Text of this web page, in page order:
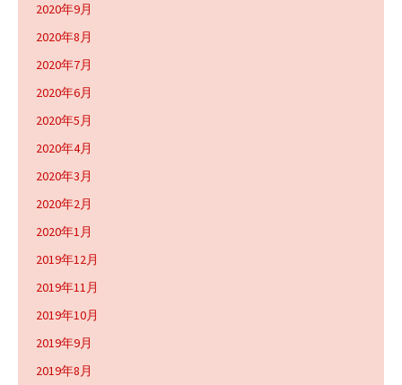
2020年9月
2020年8月
2020年7月
2020年6月
2020年5月
2020年4月
2020年3月
2020年2月
2020年1月
2019年12月
2019年11月
2019年10月
2019年9月
2019年8月